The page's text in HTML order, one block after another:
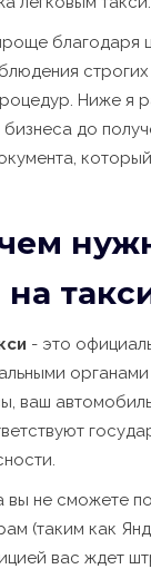
благодаря
строгих
Ниже я
бизнеса до
- это
органами
ваш
вы не сможете
(таким как
вас ждет